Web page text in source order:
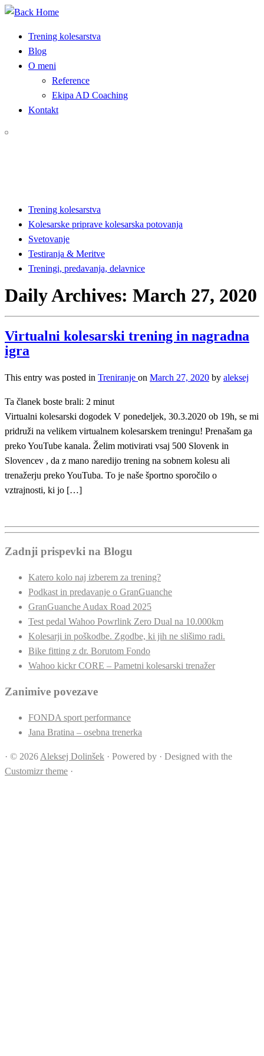
Skip
contentTrening kolesarstva
Blog
O meni
Reference
Ekipa AD Coaching
Kontakt
Trening kolesarstva
Kolesarske priprave kolesarska potovanja
Svetovanje
Testiranja & Meritve
Treningi, predavanja, delavnice
Daily Archives: March 27, 2020
Virtualni kolesarski trening in nagradna
igra
This entry was posted in Treniranje on March 27, 2020 by aleksej
Ta članek boste brali: 2 minut
Virtualni kolesarski dogodek V ponedeljek, 30.3.2020 ob 19h, se mi
pridruži na velikem virtualnem kolesarskem treningu! Prenašam ga
preko YouTube kanala. Želim motivirati vsaj 500 Slovenk in
Slovencev , da z mano naredijo trening na sobnem kolesu ali
trenažerju preko YouTuba. To je naše športno sporočilo o
vztrajnosti, ki jo […]
Zadnji prispevki na Blogu
Katero kolo naj izberem za trening?
Podkast in predavanje o GranGuanche
GranGuanche Audax Road 2025
Test pedal Wahoo Powrlink Zero Dual na 10.000km
Kolesarji in poškodbe. Zgodbe, ki jih ne slišimo radi.
Bike fitting z dr. Borutom Fondo
Wahoo kickr CORE – Pametni kolesarski trenažer
Zanimive povezave
FONDA sport performance
Jana Bratina – osebna trenerka
· © 2026 Aleksej Dolinšek · Powered by · Designed with the
Customizr theme ·